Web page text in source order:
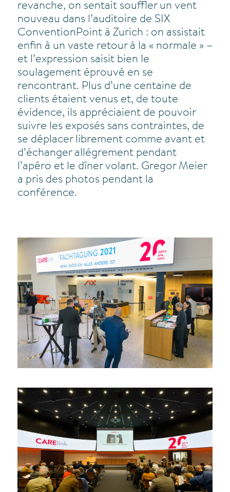
revanche, on sentait souffler un vent
nouveau dans l’auditoire de SIX
ConventionPoint à Zurich : on assistait
enfin à un vaste retour à la « normale » –
et l’expression saisit bien le
soulagement éprouvé en se
rencontrant. Plus d’une centaine de
clients étaient venus et, de toute
évidence, ils appréciaient de pouvoir
suivre les exposés sans contraintes, de
se déplacer librement comme avant et
d’échanger allégrement pendant
l’apéro et le dîner volant. Gregor Meier
a pris des photos pendant la
conférence.